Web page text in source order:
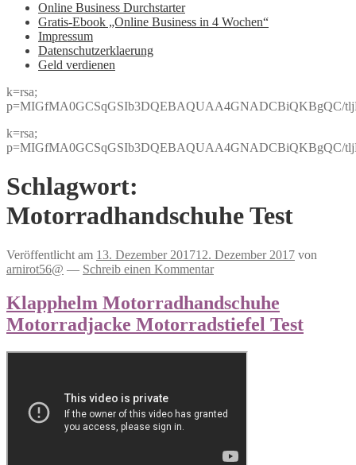
Online Business Durchstarter
Gratis-Ebook „Online Business in 4 Wochen“
Impressum
Datenschutzerklaerung
Geld verdienen
k=rsa;
p=MIGfMA0GCSqGSIb3DQEBAQUAA4GNADCBiQKBgQC/
k=rsa;
p=MIGfMA0GCSqGSIb3DQEBAQUAA4GNADCBiQKBgQC/
Schlagwort:
Motorradhandschuhe Test
Veröffentlicht am 13. Dezember 201712. Dezember 2017 von
arnirot56@ — Schreib einen Kommentar
Klapphelm Motorradhandschuhe
Motorradjacke Motorradstiefel Test